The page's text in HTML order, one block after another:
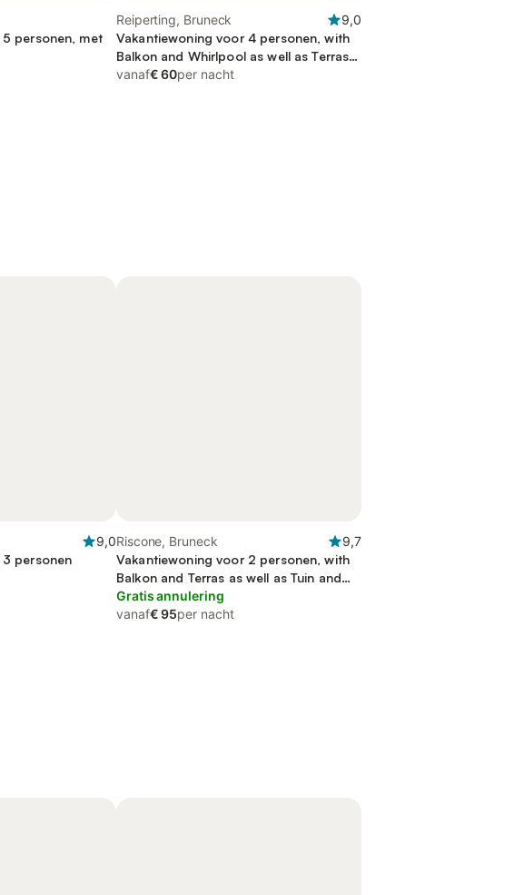
personen, met
Reiperting, Bruneck
9,0
Vakantiewoning voor 4 personen, with
Balkon and Whirlpool as well as Terras
and Tuin
vanaf€ 60per nacht
9,0
personen
Riscone, Bruneck
9,7
Vakantiewoning voor 2 personen, with
Balkon and Terras as well as Tuin and
Uitzicht
Gratis annulering
vanaf€ 95per nacht